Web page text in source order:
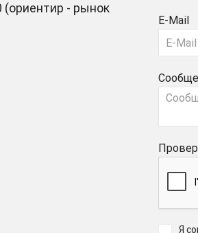
(ориентир - рынок
E-Mail
Я